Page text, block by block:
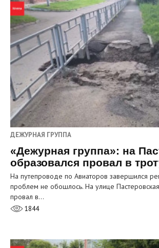
ДЕЖУРНАЯ ГРУППА
«Дежурная группа»: на
образовался провал в
На путепроводе по Авиаторов завершился
проблем не обошлось. На улице
провал в…
1844